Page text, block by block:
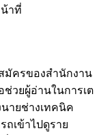
าที่
มัครของสำนักงาน
ช่วยผู้อ่านในการเต
ายช่างเทคนิค
ถเข้าไปดูราย